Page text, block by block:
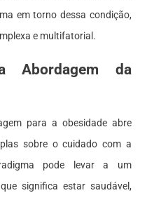
em torno dessa condição,
e multifatorial.
Abordagem da
para a obesidade abre
sobre o cuidado com a
pode levar a um
significa estar saudável,